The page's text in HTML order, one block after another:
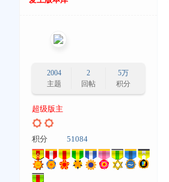
2004
主题
2
回帖
5万
积分
超级版主
积分 51084